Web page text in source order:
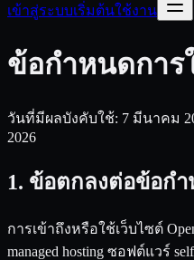
เข้าสู่ระบบเริ่มต้นใช้งาน
ข้อกำหนดการ
วันที่มีผลบังคับใช้: 7 มีนาคม
2026
1. ข้อตกลงต่อข้อก
การเข้าถึงหรือใช้เว็บไซต์
managed hosting ซอฟต์แวร์